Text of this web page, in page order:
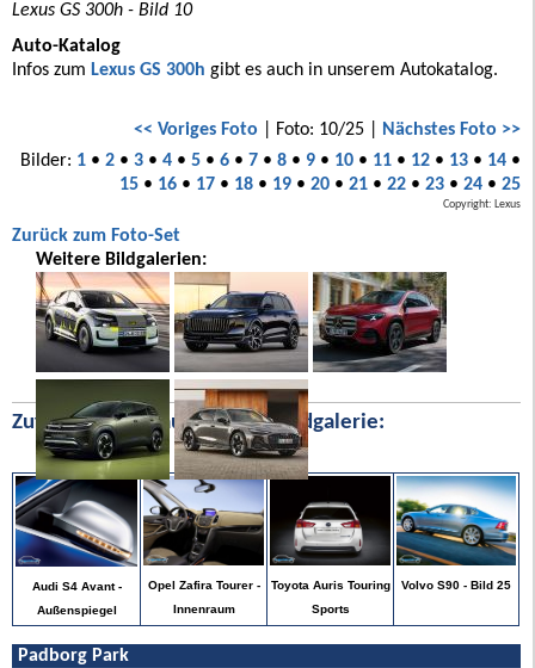
Lexus GS 300h - Bild 10
Auto-Katalog
Infos zum Lexus GS 300h gibt es auch in unserem Autokatalog.
<< Voriges Foto | Foto: 10/25 | Nächstes Foto >>
Bilder: 1• 2• 3• 4• 5• 6• 7• 8• 9• 10• 11• 12• 13• 14•
15• 16• 17• 18• 19• 20• 21• 22• 23• 24• 25
Copyright: Lexus
Zurück zum Foto-Set
Weitere Bildgalerien:
Zufällige Bilder aus unserer Bildgalerie:
Audi S4 Avant -
Außenspiegel
Opel Zafira Tourer -
Innenraum
Toyota Auris Touring
Sports
Volvo S90 - Bild 25
Padborg Park